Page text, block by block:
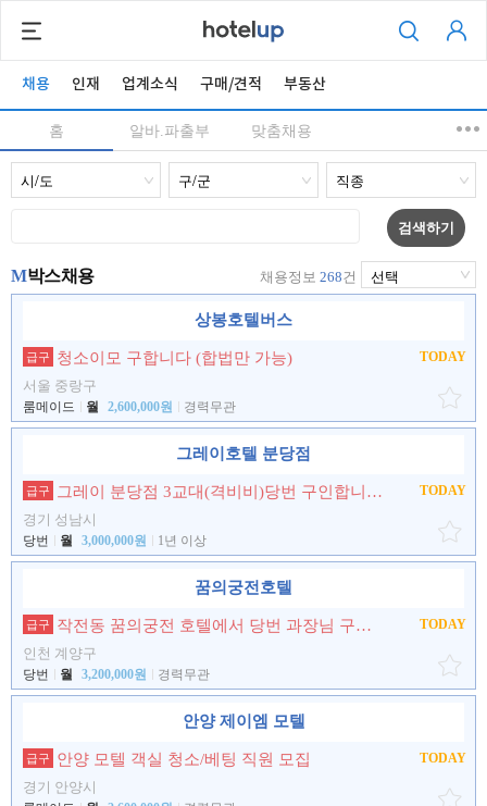
채용 인재 업계소식 구매/견적 부동산
홈 알바.파출부 맞춤채용
검색하기
M박스채용 채용정보 268건
상봉호텔버스
급구 청소이모 구합니다 (합법만 가능)
서울 중랑구
룸메이드 월 2,600,000원 경력무관
TODAY
그레이호텔 분당점
급구 그레이 분당점 3교대(격비비)당번 구인합니다.
경기 성남시
당번 월 3,000,000원 1년 이상
TODAY
꿈의궁전호텔
급구 작전동 꿈의궁전 호텔에서 당번 과장님 구인합니다.
인천 계양구
당번 월 3,200,000원 경력무관
TODAY
안양 제이엠 모텔
급구 안양 모텔 객실 청소/베팅 직원 모집
경기 안양시
TODAY